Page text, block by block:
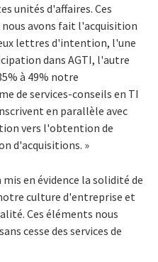
unités d'affaires. Ces
avons fait l'acquisition
lettres d'intention, l'une
dans AGTI, l'autre
à 49% notre
de services-conseils en TI
en parallèle avec
vers l'obtention de
d'acquisitions. »
en évidence la solidité de
culture d'entreprise et
Ces éléments nous
cesse des services de